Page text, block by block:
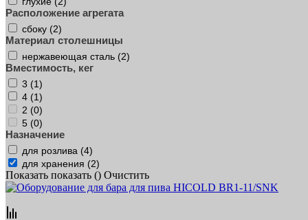
Расположение агрегата
сбоку (2)
Материал столешницы
нержавеющая сталь (2)
Вместимость, кег
3 (1)
4 (1)
2 (0)
5 (0)
Назначение
для розлива (4)
для хранения (2)
Показать показать () Очистить